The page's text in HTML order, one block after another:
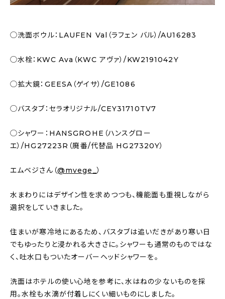
◯洗面ボウル：LAUFEN Val（ラフェン バル）/AU16283
◯水栓：KWC Ava（KWC アヴァ）/KW2191042Y
◯拡大鏡：GEESA（ゲイサ）/GE1086
◯バスタブ：セラオリジナル/CEY31710TV7
◯シャワー：HANSGROHE（ハンスグロー
エ）/HG27223R（廃番/代替品 HG27320Y）
エムベジさん（@mvege_）
水まわりにはデザイン性を求めつつも、機能面も重視しながら
選択をしていきました。
住まいが寒冷地にあるため、バスタブは追いだきがあり寒い日
でもゆったりと浸かれる大きさに。シャワーも通常のものではな
く、吐水口もついたオーバーヘッドシャワーを。
洗面はホテルの使い心地を参考に、水はねの少ないものを採
用。水栓も水滴が付着しにくい細いものにしました。